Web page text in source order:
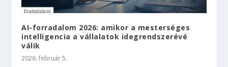
AI-forradalom 2026: amikor a mesterséges
intelligencia a vállalatok idegrendszerévé
válik
2026. február 5.